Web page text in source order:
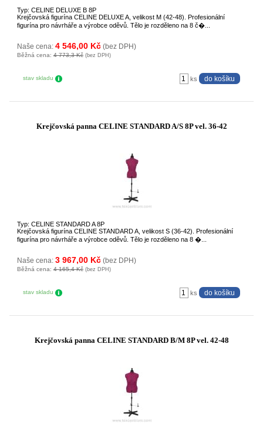
Typ: CELINE DELUXE B 8P
Krejčovská figurína CELINE DELUXE A, velikost M (42-48). Profesionální
figurína pro návrháře a výrobce oděvů. Tělo je rozděleno na 8 č�...
Naše cena: 4 546,00 Kč (bez DPH)
Běžná cena: 4 773,3 Kč (bez DPH)
stav skladu ks
Krejčovská panna CELINE STANDARD A/S 8P vel. 36-42
Typ: CELINE STANDARD A 8P
Krejčovská figurína CELINE STANDARD A, velikost S (36-42). Profesionální
figurína pro návrháře a výrobce oděvů. Tělo je rozděleno na 8 �...
Naše cena: 3 967,00 Kč (bez DPH)
Běžná cena: 4 165,4 Kč (bez DPH)
stav skladu ks
Krejčovská panna CELINE STANDARD B/M 8P vel. 42-48